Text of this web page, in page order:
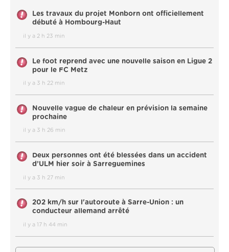
Les travaux du projet Monborn ont officiellement
débuté à Hombourg-Haut
il y a 2 h 23 min
Le foot reprend avec une nouvelle saison en Ligue 2
pour le FC Metz
il y a 3 h 22 min
Nouvelle vague de chaleur en prévision la semaine
prochaine
il y a 3 h 26 min
Deux personnes ont été blessées dans un accident
d’ULM hier soir à Sarreguemines
il y a 3 h 27 min
202 km/h sur l'autoroute à Sarre-Union : un
conducteur allemand arrêté
il y a 17 h 44 min